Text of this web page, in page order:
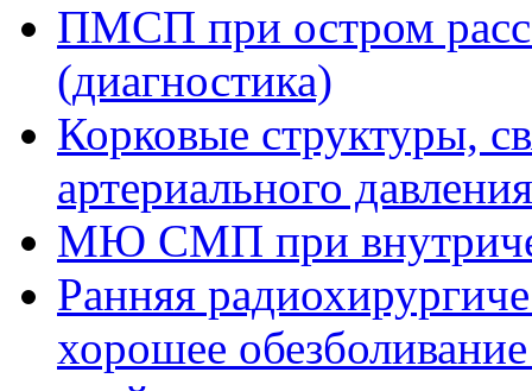
ПМСП при остром
(диагностика)
Корковые структуры,
артериального давления
МЮ СМП при
Ранняя
хорошее